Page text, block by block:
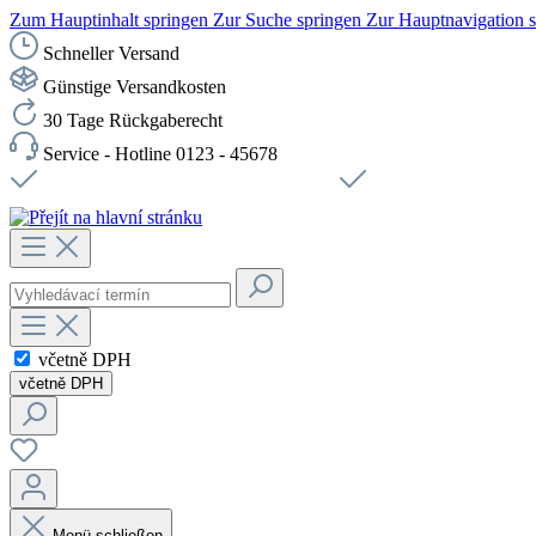
Zum Hauptinhalt springen Zur Suche springen Zur Hauptnavigation
Schneller Versand
Günstige Versandkosten
30 Tage Rückgaberecht
Service - Hotline 0123 - 45678
včetně DPH
včetně DPH